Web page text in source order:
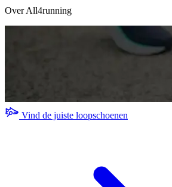
Over All4running
Vind de juiste loopschoenen